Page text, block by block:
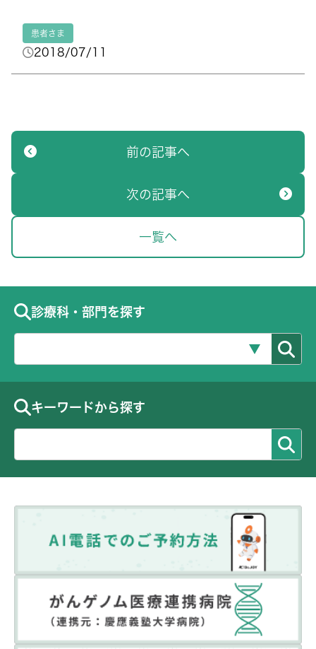
患者さま
2018/07/11
前の記事へ
一覧へ
次の記事へ
診療科・部門を探す
キーワードから探す